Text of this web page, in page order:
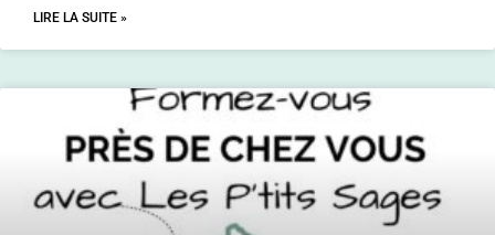
LIRE LA SUITE »